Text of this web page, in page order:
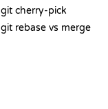
git cherry-pick
git rebase vs merge